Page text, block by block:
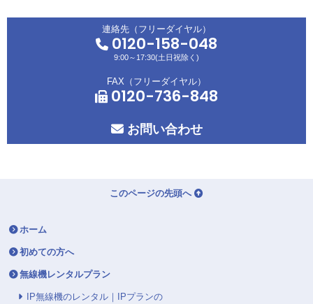
連絡先（フリーダイヤル）
0120-158-048
9:00～17:30(土日祝除く)
FAX（フリーダイヤル）
0120-736-848
お問い合わせ
このページの先頭へ
ホーム
初めての方へ
無線機レンタルプラン
IP無線機のレンタル｜IPプランの